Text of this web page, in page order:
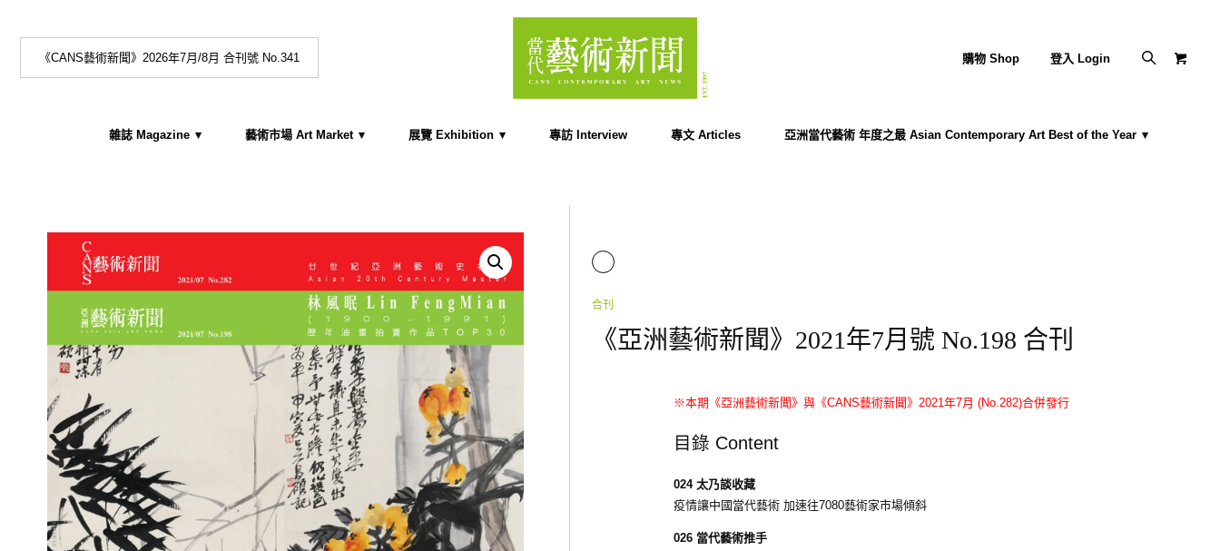
《CANS藝術新聞》2026年7月/8月 合刊號 No.341 購物 Shop 登入 Login
雜誌 Magazine 藝術市場 Art Market 展覽 Exhibition 專訪 Interview 專文 Articles 亞洲當代藝術 年度之最 Asian Contemporary Art Best of the Year
合刊
《亞洲藝術新聞》2021年7月號 No.198 合刊
※本期 《亞洲藝術新聞》 與《CANS藝術新聞》 2021年7月 (No.282)合併發行
目錄 Content
024 太乃談收藏
疫情讓中國當代藝術 加速往7080藝術家市場傾斜
026 當代藝術推手